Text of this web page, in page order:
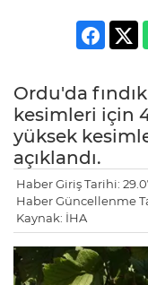
Ordu'da
kesimleri için
yüksek
açıklandı.
Haber Giriş Tarihi:
Haber Güncellenme
Kaynak: İHA